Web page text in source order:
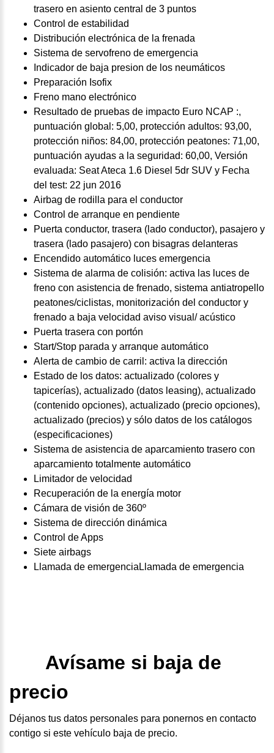
trasero en asiento central de 3 puntos
Control de estabilidad
Distribución electrónica de la frenada
Sistema de servofreno de emergencia
Indicador de baja presion de los neumáticos
Preparación Isofix
Freno mano electrónico
Resultado de pruebas de impacto Euro NCAP :,
puntuación global: 5,00, protección adultos: 93,00,
protección niños: 84,00, protección peatones: 71,00,
puntuación ayudas a la seguridad: 60,00, Versión
evaluada: Seat Ateca 1.6 Diesel 5dr SUV y Fecha
del test: 22 jun 2016
Airbag de rodilla para el conductor
Control de arranque en pendiente
Puerta conductor, trasera (lado conductor), pasajero y
trasera (lado pasajero) con bisagras delanteras
Encendido automático luces emergencia
Sistema de alarma de colisión: activa las luces de
freno con asistencia de frenado, sistema antiatropello
peatones/ciclistas, monitorización del conductor y
frenado a baja velocidad aviso visual/ acústico
Puerta trasera con portón
Start/Stop parada y arranque automático
Alerta de cambio de carril: activa la dirección
Estado de los datos: actualizado (colores y
tapicerías), actualizado (datos leasing), actualizado
(contenido opciones), actualizado (precio opciones),
actualizado (precios) y sólo datos de los catálogos
(especificaciones)
Sistema de asistencia de aparcamiento trasero con
aparcamiento totalmente automático
Limitador de velocidad
Recuperación de la energía motor
Cámara de visión de 360º
Sistema de dirección dinámica
Control de Apps
Siete airbags
Llamada de emergenciaLlamada de emergencia
Avísame si baja de
precio
Déjanos tus datos personales para ponernos en contacto
contigo si este vehículo baja de precio.